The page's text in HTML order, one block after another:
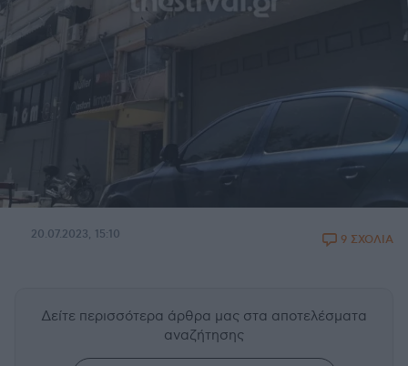
20.07.2023, 15:10 9 ΣΧΟΛΙΑ
Δείτε περισσότερα άρθρα μας στα αποτελέσματα
αναζήτησης